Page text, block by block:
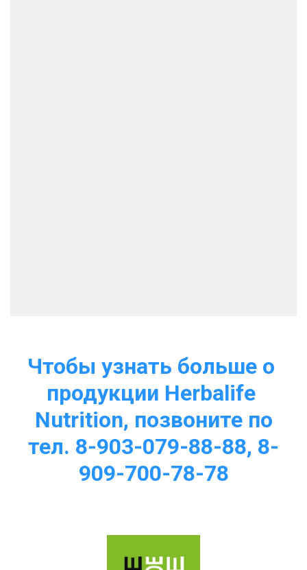
Чтобы узнать больше о
продукции Herbalife
Nutrition, позвоните по
тел. 8-903-079-88-88, 8-
909-700-78-78